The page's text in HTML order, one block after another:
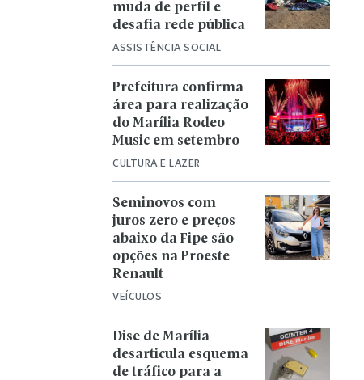
ASSISTÊNCIA SOCIAL
muda de perfil e
desafia rede pública
CULTURA E LAZER
Prefeitura confirma
área para realização
do Marília Rodeo
Music em setembro
VEÍCULOS
Seminovos com
juros zero e preços
abaixo da Fipe são
opções na Proeste
Renault
Dise de Marília
desarticula esquema
de tráfico para a